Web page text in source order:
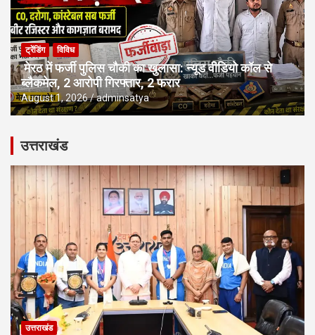
ट्रेंडिंग विविध
मेरठ में फर्जी पुलिस चौकी का खुलासा: न्यूड वीडियो कॉल से
ब्लैकमेल, 2 आरोपी गिरफ्तार, 2 फरार
August 1, 2026 adminsatya
उत्तराखंड
उत्तराखंड